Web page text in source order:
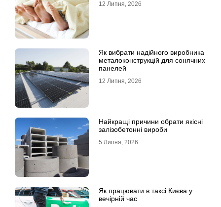
12 Липня, 2026
Як вибрати надійного виробника
металоконструкцій для сонячних
панелей
12 Липня, 2026
Найкращі причини обрати якісні
залізобетонні вироби
5 Липня, 2026
Як працювати в таксі Києва у
вечірній час